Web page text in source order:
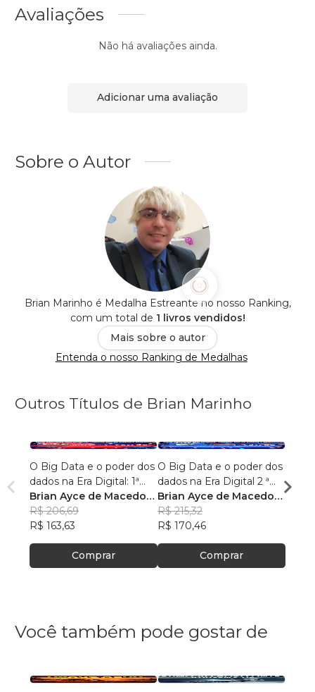
Avaliações
Não há avaliações ainda.
Adicionar uma avaliação
Sobre o Autor
Brian Marinho é Medalha Estreante no nosso Ranking,
com um total de 1 livros vendidos!
Mais sobre o autor
Entenda o nosso Ranking de Medalhas
Outros Títulos de Brian Marinho
O Big Data e o poder dos
dados na Era Digital: 1ª
Edição.
Brian Ayce de Macedo
Marinho
R$ 206,69
R$ 163,63
Comprar
O Big Data e o poder dos
dados na Era Digital 2 ª
Edição:
Brian Ayce de Macedo
Marinho
R$ 215,32
R$ 170,46
Comprar
Você também pode gostar de